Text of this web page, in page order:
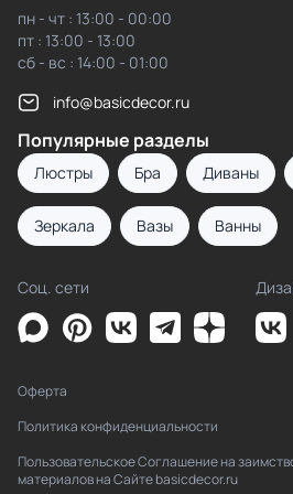
пн - чт : 13:00 - 00:00
пт : 13:00 - 13:00
сб - вс : 14:00 - 01:00
info@basicdecor.ru
Популярные разделы
Люстры Бра Диваны
Зеркала Вазы Ванны
Соц. сети
Оферта
Политика конфиденциальности
Пользовательское Соглашение на
материалов на Сайте basicdecor.ru